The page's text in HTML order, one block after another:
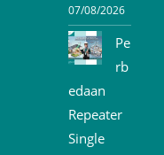
07/08/2026
Pe
rb
edaan
Repeater
Single